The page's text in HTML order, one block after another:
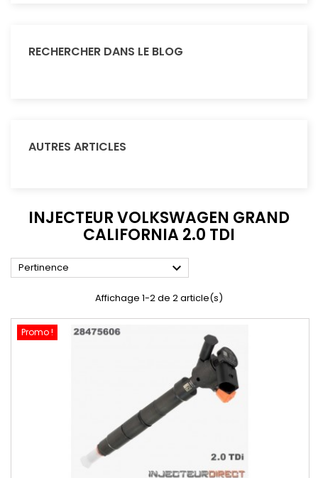
RECHERCHER DANS LE BLOG
AUTRES ARTICLES
INJECTEUR VOLKSWAGEN GRAND
CALIFORNIA 2.0 TDI
Pertinence 
Affichage 1-2 de 2 article(s)
Promo !